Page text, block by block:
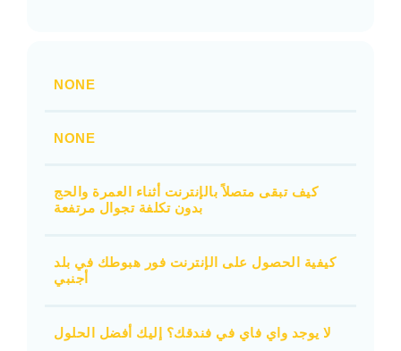
NONE
NONE
كيف تبقى متصلاً بالإنترنت أثناء العمرة والحج
بدون تكلفة تجوال مرتفعة
كيفية الحصول على الإنترنت فور هبوطك في بلد
أجنبي
لا يوجد واي فاي في فندقك؟ إليك أفضل الحلول